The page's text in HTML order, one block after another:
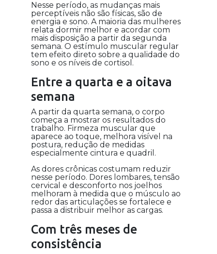
Nesse período, as mudanças mais
perceptíveis não são físicas, são de
energia e sono. A maioria das mulheres
relata dormir melhor e acordar com
mais disposição a partir da segunda
semana. O estímulo muscular regular
tem efeito direto sobre a qualidade do
sono e os níveis de cortisol.
Entre a quarta e a oitava
semana
A partir da quarta semana, o corpo
começa a mostrar os resultados do
trabalho. Firmeza muscular que
aparece ao toque, melhora visível na
postura, redução de medidas
especialmente cintura e quadril.
As dores crônicas costumam reduzir
nesse período. Dores lombares, tensão
cervical e desconforto nos joelhos
melhoram à medida que o músculo ao
redor das articulações se fortalece e
passa a distribuir melhor as cargas.
Com três meses de
consistência